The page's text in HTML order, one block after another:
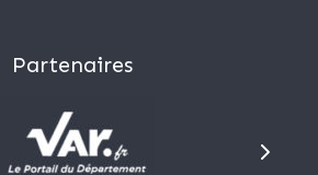
Partenaires